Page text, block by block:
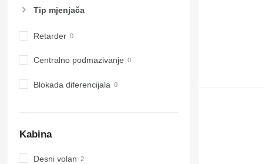
Tip mјenjača
Retarder
Centralno podmazivanje
Blokada diferencijala
Kabina
Desni volan